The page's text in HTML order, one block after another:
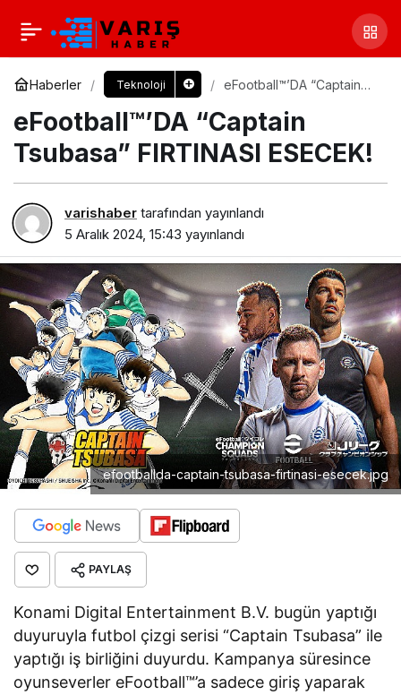
Haberler Teknoloji
eFootball™’DA “Captain
ESECEK!
eFootball™’DA “Captain
Tsubasa” FIRTINASI ESECEK!
varishaber tarafından yayınlandı
5 Aralık 2024, 15:43 yayınlandı
efootballda-captain-tsubasa-firtinasi-esecek.jpg
PAYLAŞ
Konami Digital Entertainment B.V. bugün yaptığı
duyuruyla futbol çizgi serisi “Captain Tsubasa” ile
yaptığı iş birliğini duyurdu. Kampanya süresince
oyunseverler eFootball™’a sadece giriş yaparak